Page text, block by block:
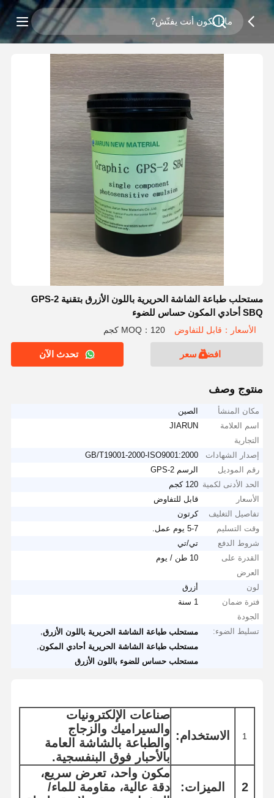
مستحلب طباعة الشاشة الحريرية باللون الأزرق بتقنية GPS-2
SBQ أحادي المكون حساس للضوء
الأسعار：قابل للتفاوض MOQ：120 كجم
افضل سعر تحدث الآن
منتوج وصف
مكان المنشأ
الصين
اسم العلامة
التجارية
JIARUN
إصدار الشهادات
GB/T19001-2000-ISO9001:2000
رقم الموديل
الرسم GPS-2
الحد الأدنى لكمية 120 كجم
الأسعار
قابل للتفاوض
تفاصيل التغليف
كرتون
وقت التسليم
5-7 يوم عمل.
شروط الدفع
تي/تي
القدرة على
العرض
10 طن / يوم
لون
أزرق
فترة ضمان
الجودة
1 سنة
تسليط الضوء: مستحلب طباعة الشاشة الحريرية باللون الأزرق
مستحلب طباعة الشاشة الحريرية أحادي المكون
مستحلب حساس للضوء باللون الأزرق
1 الاستخدام:
صناعات الإلكترونيات
والسيراميك والزجاج
والطباعة بالشاشة العامة
بالأحبار فوق البنفسجية.
2 الميزات:
مكون واحد، تعرض سريع،
دقة عالية، مقاومة للماء/